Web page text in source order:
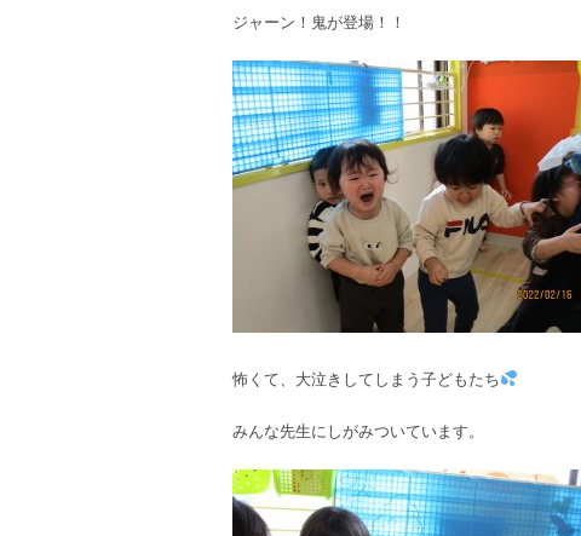
ジャーン！鬼が登場！！
怖くて、大泣きしてしまう子どもたち
みんな先生にしがみついています。